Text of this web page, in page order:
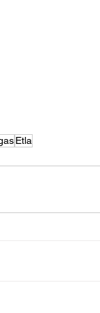
Etla